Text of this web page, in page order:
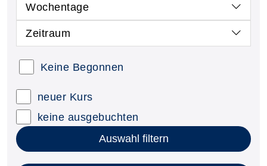
Wochentage
Zeitraum
Keine Begonnen
neuer Kurs
keine ausgebuchten
Auswahl filtern